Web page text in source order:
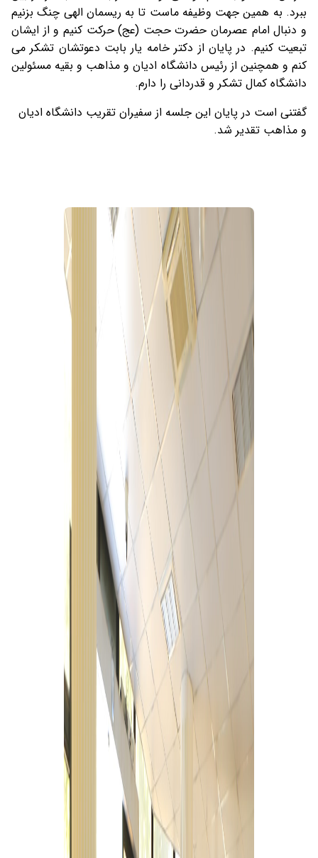
ببرد. به همین جهت وظیفه ماست تا به ریسمان الهی چنگ بزنیم
و دنبال امام عصرمان حضرت حجت (عج) حرکت کنیم و از ایشان
تبعیت کنیم. در پایان از دکتر خامه یار بابت دعوتشان تشکر می
کنم و همچنین از رئيس دانشگاه ادیان و مذاهب و بقیه مسئولین
دانشگاه کمال تشکر و قدردانی را دارم.
گفتنی است در پایان این جلسه از سفیران تقریب دانشگاه ادیان
و مذاهب تقدیر شد.